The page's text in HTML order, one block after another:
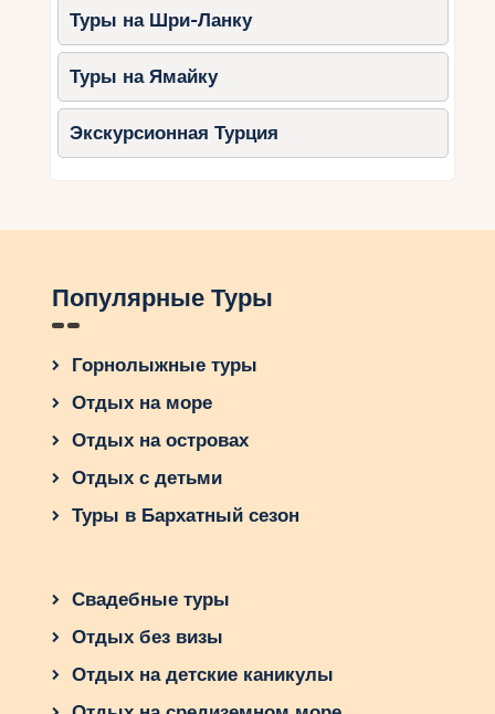
время отдыха. И конечно же, не забудьте
отправиться на экскурсии, чтобы оживить свой
отдых новыми приключениями. Какой маршрут
выбрать? Это остается открытым вопросом для
вашего рассмотрения. Все, что остается – это
планировать вашу семейную поездку в Кемере
Туры на Шри-Ланку
Туры на Ямайку
Экскурсионная Турция
Популярные Туры
Горнолыжные туры
Отдых на море
Отдых на островах
Отдых с детьми
Туры в Бархатный сезон
Свадебные туры
Отдых без визы
Отдых на детские каникулы